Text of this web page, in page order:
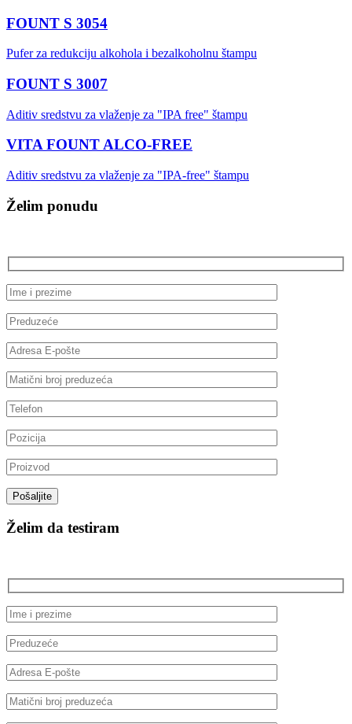
FOUNT S 3054
Pufer za redukciju alkohola i bezalkoholnu štampu
FOUNT S 3007
Aditiv sredstvu za vlaženje za "IPA free" štampu
VITA FOUNT ALCO-FREE
Aditiv sredstvu za vlaženje za "IPA-free" štampu
Želim ponudu
Želim da testiram